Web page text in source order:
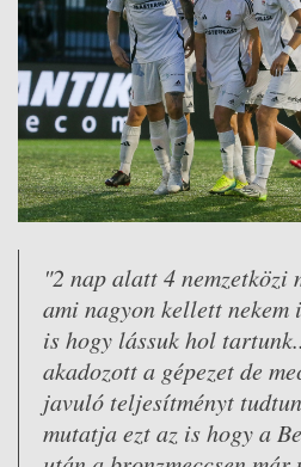
"2 nap alatt 4 nemzetközi
ami nagyon kellett nekem
is hogy lássuk hol
akadozott a gépezet de
javuló teljesítményt
mutatja ezt az is hogy a